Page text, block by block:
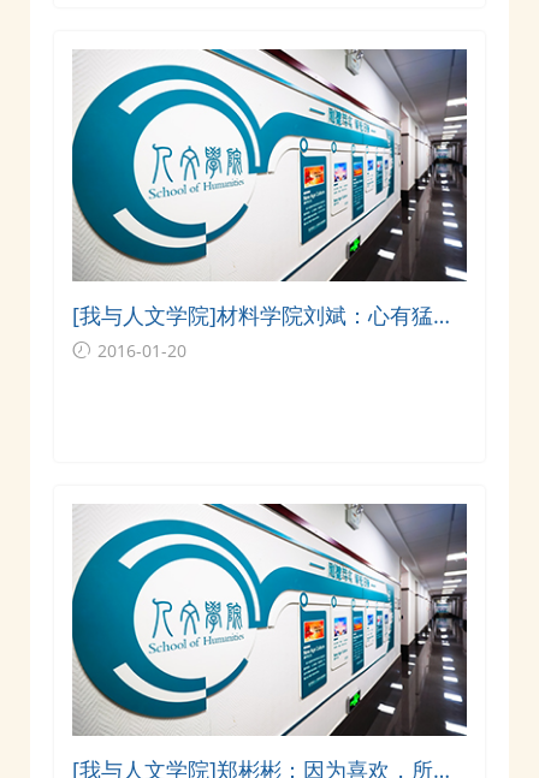
[我与人文学院]材料学院刘斌：心有猛
虎，细嗅蔷薇
2016-01-20
[我与人文学院]郑彬彬：因为喜欢，所以